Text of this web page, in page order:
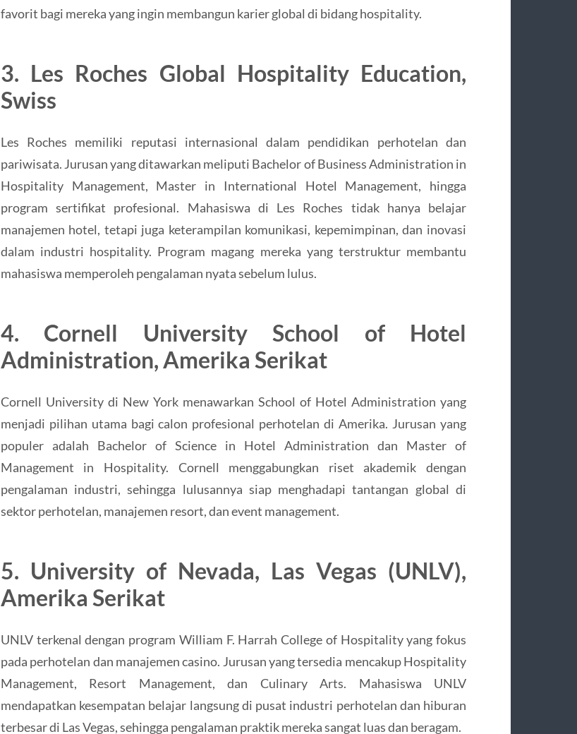
favorit bagi mereka yang ingin membangun karier global di bidang hospitality.
3. Les Roches Global Hospitality Education,
Swiss
Les Roches memiliki reputasi internasional dalam pendidikan perhotelan dan
pariwisata. Jurusan yang ditawarkan meliputi Bachelor of Business Administration in
Hospitality Management, Master in International Hotel Management, hingga
program sertifikat profesional. Mahasiswa di Les Roches tidak hanya belajar
manajemen hotel, tetapi juga keterampilan komunikasi, kepemimpinan, dan inovasi
dalam industri hospitality. Program magang mereka yang terstruktur membantu
mahasiswa memperoleh pengalaman nyata sebelum lulus.
4. Cornell University School of Hotel
Administration, Amerika Serikat
Cornell University di New York menawarkan School of Hotel Administration yang
menjadi pilihan utama bagi calon profesional perhotelan di Amerika. Jurusan yang
populer adalah Bachelor of Science in Hotel Administration dan Master of
Management in Hospitality. Cornell menggabungkan riset akademik dengan
pengalaman industri, sehingga lulusannya siap menghadapi tantangan global di
sektor perhotelan, manajemen resort, dan event management.
5. University of Nevada, Las Vegas (UNLV),
Amerika Serikat
UNLV terkenal dengan program William F. Harrah College of Hospitality yang fokus
pada perhotelan dan manajemen casino. Jurusan yang tersedia mencakup Hospitality
Management, Resort Management, dan Culinary Arts. Mahasiswa UNLV
mendapatkan kesempatan belajar langsung di pusat industri perhotelan dan hiburan
terbesar di Las Vegas, sehingga pengalaman praktik mereka sangat luas dan beragam.